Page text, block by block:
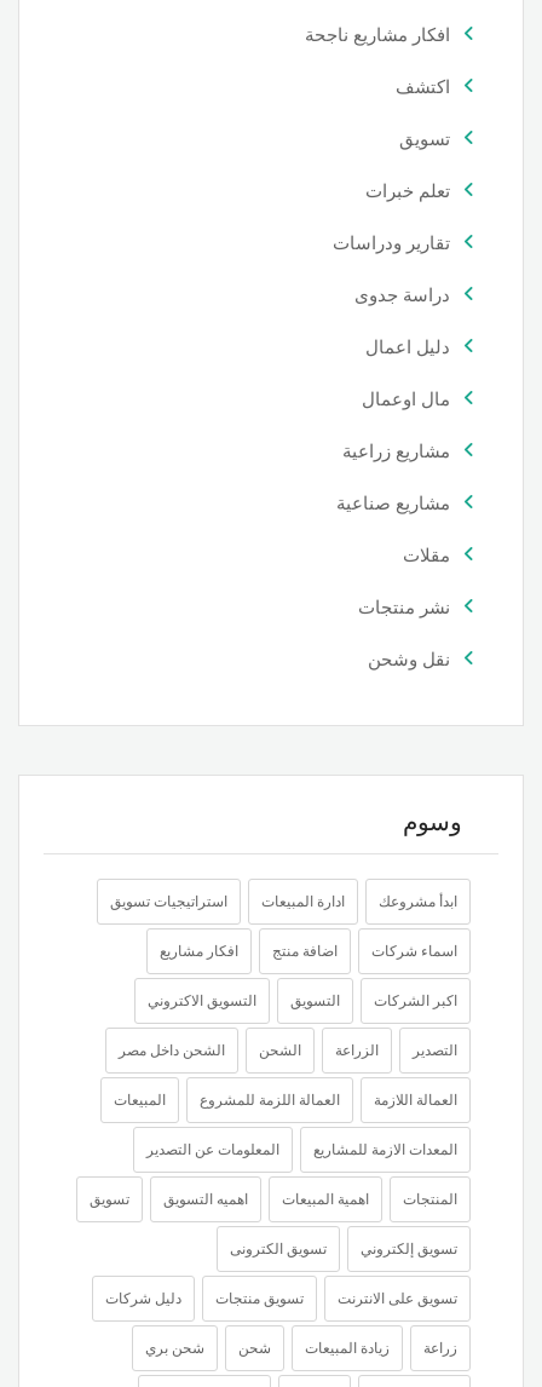
افكار مشاريع ناجحة
اكتشف
تسويق
تعلم خبرات
تقارير ودراسات
دراسة جدوى
دليل اعمال
مال اوعمال
مشاريع زراعية
مشاريع صناعية
مقلات
نشر منتجات
نقل وشحن
وسوم
ابدأ مشروعك ادارة المبيعات استراتيجيات تسويق
اسماء شركات اضافة منتج افكار مشاريع
اكبر الشركات التسويق التسويق الاكتروني
التصدير الزراعة الشحن الشحن داخل مصر
العمالة اللازمة العمالة اللزمة للمشروع المبيعات
المعدات الازمة للمشاريع المعلومات عن التصدير
المنتجات اهمية المبيعات اهميه التسويق تسويق
تسويق إلكتروني تسويق الكترونى
تسويق على الانترنت تسويق منتجات دليل شركات
زراعة زيادة المبيعات شحن شحن بري